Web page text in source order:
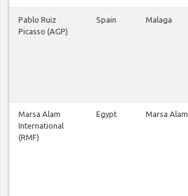
Pablo Ruiz
Picasso (AGP)
Spain Malaga
Marsa Alam
International
(RMF)
Egypt Marsa Alam